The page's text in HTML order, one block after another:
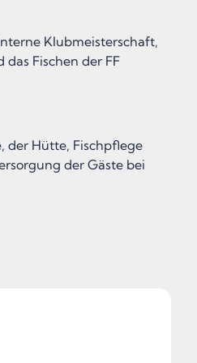
Klubmeisterschaft,
Fischen der FF
der Hütte, Fischpflege
der Gäste bei